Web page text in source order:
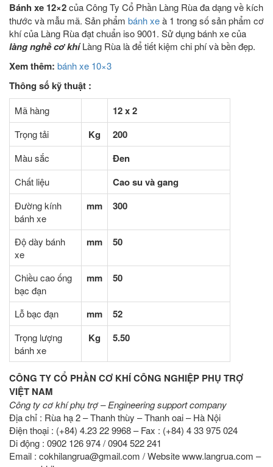
Bánh xe 12×2của Công Ty Cổ Phần Làng Rùa đa dạng về kích
thước và mẫu mã. Sản phẩm bánh xeà 1 trong số sản phẩm cơ
khí của Làng Rùa đạt chuẩn iso 9001. Sử dụng bánh xe của
làng nghề cơ khíLàng Rùa là để tiết kiệm chi phí và bền đẹp.
Xem thêm: bánh xe 10×3
Thông số kỹ thuật :
Mã hàng 12 x 2
Trọng tải Kg 200
Màu sắc Đen
Chất liệu Cao su và gang
Đường kính
bánh xe
mm 300
Độ dày bánh
xe
mm 50
Chiều cao ống
bạc đạn
mm 50
Lỗ bạc đạn mm 52
Trọng lượng
bánh xe
Kg 5.50
CÔNG TY CỔ PHẦN CƠ KHÍ CÔNG NGHIỆP PHỤ TRỢ
VIỆT NAM
Công ty cơ khí phụ trợ – Engineering support company
Địa chỉ : Rùa hạ 2 – Thanh thùy – Thanh oai – Hà Nội
Điện thoại : (+84) 4.23 22 9968 – Fax : (+84) 4 33 975 024
Di động : 0902 126 974 / 0904 522 241
Email : cokhilangrua@gmail.com / Website www.langrua.com –